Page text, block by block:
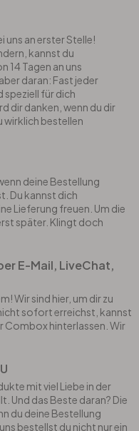
uns an erster Stelle!
kannst du
14 Tagen an uns
daran: Fast jeder
speziell für dich
dir danken, wenn du dir
wirklich bestellen
deine Bestellung
Du kannst dich
Lieferung freuen. Um die
später. Klingt doch
E-Mail, LiveChat,
Wir sind hier, um dir zu
sofort erreichst, kannst
Combox hinterlassen. Wir
mit viel Liebe in der
Und das Beste daran? Die
du deine Bestellung
bestellst du nicht nur ein